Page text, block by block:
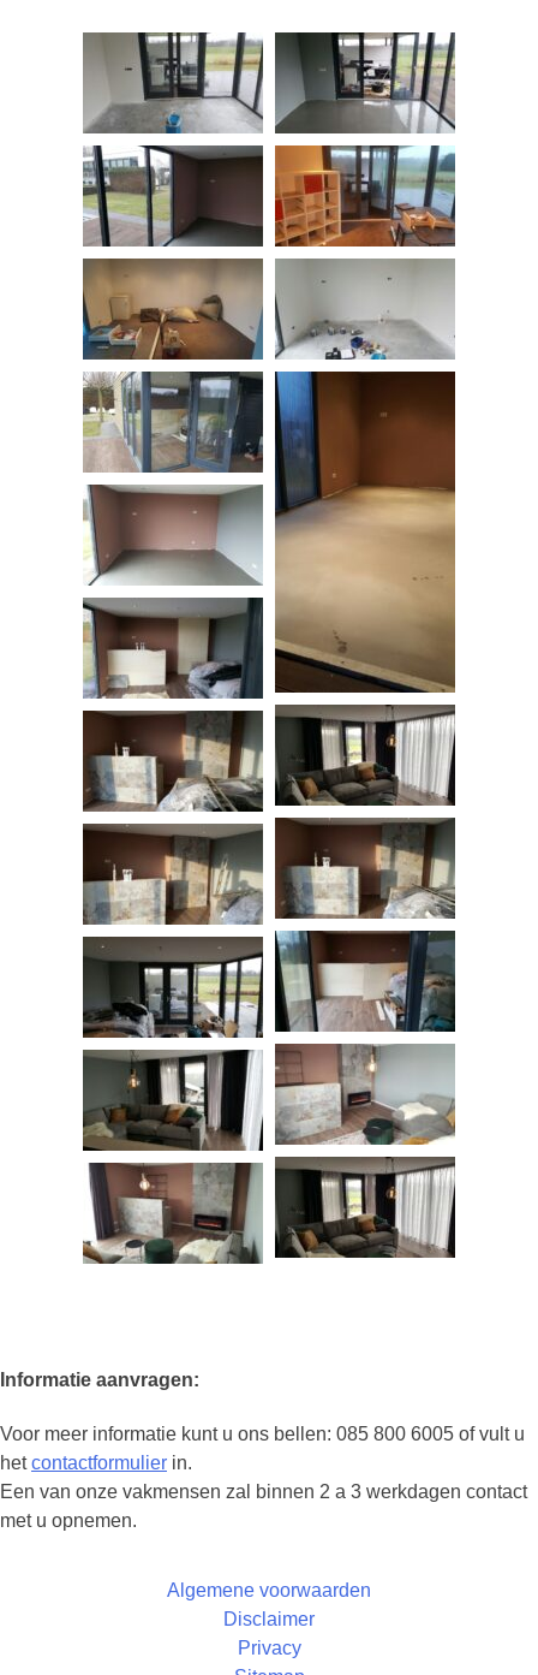
Informatie aanvragen:
Voor meer informatie kunt u ons bellen: 085 800 6005 of vult u
hetcontactformulier in.
Een van onze vakmensen zal binnen 2 a 3 werkdagen contact
met u opnemen.
Algemene voorwaarden
Disclaimer
Privacy